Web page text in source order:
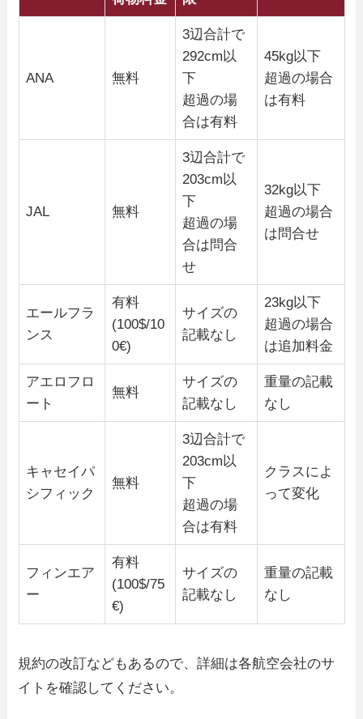
ANA 無料
3辺合計で
292cm以
下
超過の場
合は有料
45kg以下
超過の場合
は有料
JAL 無料
3辺合計で
203cm以
下
超過の場
合は問合
せ
32kg以下
超過の場合
は問合せ
エールフラ
ンス
有料
(100$/10
0€)
サイズの
記載なし
23kg以下
超過の場合
は追加料金
アエロフロ
ート
無料
サイズの
記載なし
重量の記載
なし
キャセイパ
シフィック
無料
3辺合計で
203cm以
下
超過の場
合は有料
クラスによ
って変化
フィンエア
ー
有料
(100$/75
€)
サイズの
記載なし
重量の記載
なし
規約の改訂などもあるので、詳細は各航空会社のサ
イトを確認してください。